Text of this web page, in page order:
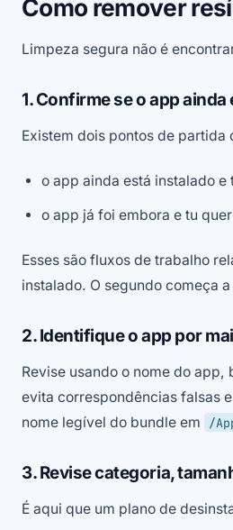
Como remover
Limpeza segura não é
1. Confirme se o app
Existem dois pontos de partida
o app ainda está instalado
o app já foi embora e tu
Esses são fluxos de trabalho
instalado. O segundo começa
2. Identifique o app por
Revise usando o nome do
evita correspondências falsas
nome legível do bundle em
/
3. Revise categoria,
É aqui que um plano de